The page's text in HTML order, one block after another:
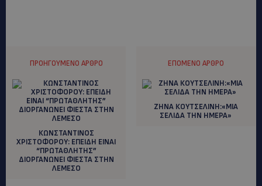
ΠΡΟΗΓΟΎΜΕΝΟ ΆΡΘΡΟ
ΚΩΝΣΤΑΝΤΙΝΟΣ
ΧΡΙΣΤΟΦΟΡΟΥ: ΕΠΕΙΔΗ ΕΙΝΑΙ
“ΠΡΩΤΑΘΛΗΤΗΣ”
ΔΙΟΡΓΑΝΩΝΕΙ ΦΙΕΣΤΑ ΣΤΗΝ
ΛΕΜΕΣΟ
ΕΠΌΜΕΝΟ ΆΡΘΡΟ
ΖΗΝΑ ΚΟΥΤΣΕΛΙΝΗ:«ΜΙΑ
ΣΕΛΙΔΑ ΤΗΝ ΗΜΕΡΑ»